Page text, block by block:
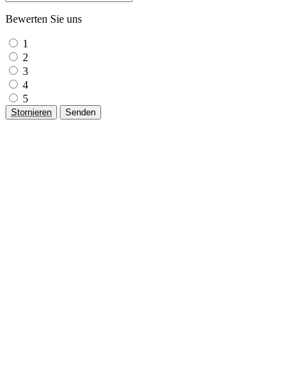
Bewerten Sie uns
1
2
3
4
5
Stornieren Senden